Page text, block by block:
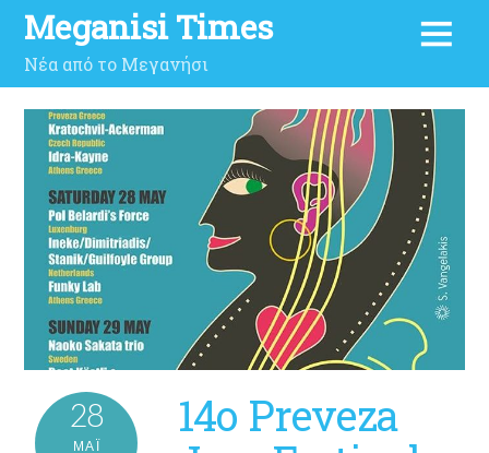
Meganisi Times
Νέα από το Μεγανήσι
28
ΜΑΪ́
14ο Preveza